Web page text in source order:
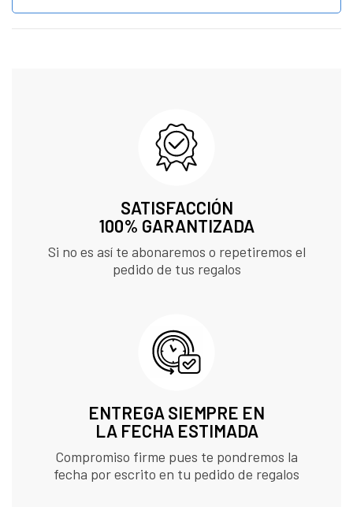
SATISFACCIÓN
100% GARANTIZADA
Si no es así te abonaremos o repetiremos el
pedido de tus regalos
ENTREGA SIEMPRE EN
LA FECHA ESTIMADA
Compromiso firme pues te pondremos la
fecha por escrito en tu pedido de regalos